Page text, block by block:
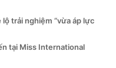
trải nghiệm “vừa áp lực
tại Miss International